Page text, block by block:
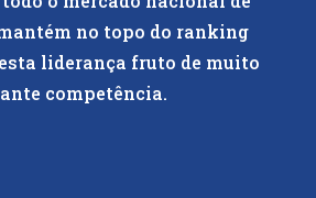
no topo do ranking
liderança fruto de muito
competência.